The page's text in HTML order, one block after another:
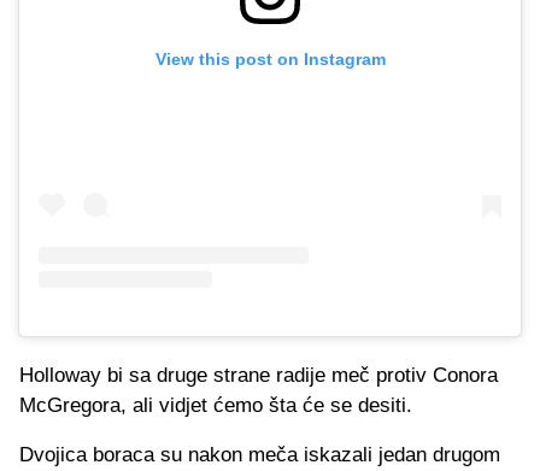
View this post on Instagram
Holloway bi sa druge strane radije meč protiv Conora
McGregora, ali vidjet ćemo šta će se desiti.
Dvojica boraca su nakon meča iskazali jedan drugom